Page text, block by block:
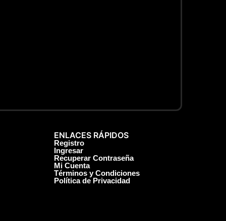
ENLACES RÁPIDOS
Registro
Ingresar
Recuperar Contraseña
Mi Cuenta
Términos y Condiciones
Política de Privacidad